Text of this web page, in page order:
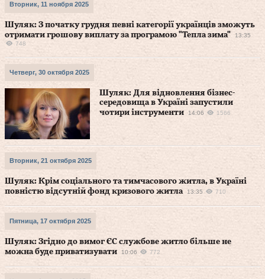
Вторник, 11 ноября 2025
Шуляк: З початку грудня певні категорії українців зможуть
отримати грошову виплату за програмою "Тепла зима"
13:35
748
Четверг, 30 октября 2025
Шуляк: Для відновлення бізнес-
середовища в Україні запустили
чотири інструменти
14:06 1566
Вторник, 21 октября 2025
Шуляк: Крім соціального та тимчасового житла, в Україні
повністю відсутній фонд кризового житла
13:35 710
Пятница, 17 октября 2025
Шуляк: Згідно до вимог ЄС службове житло більше не
можна буде приватизувати
10:06 772